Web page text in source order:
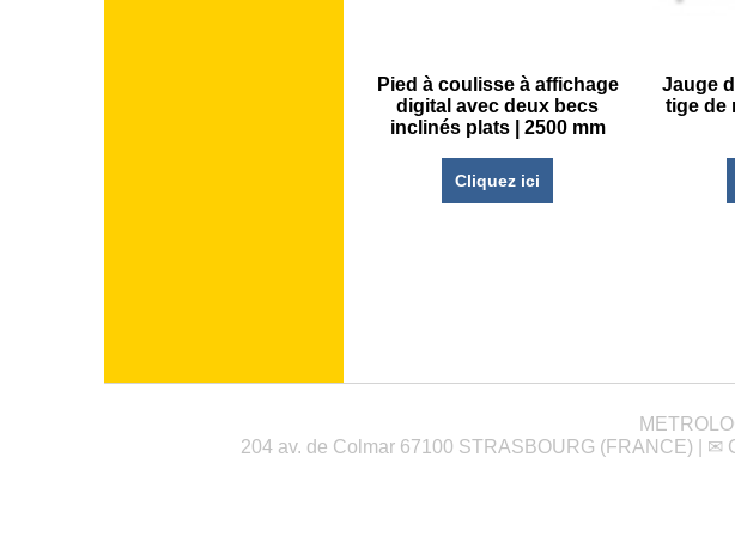
Pied à coulisse à affichage
digital avec deux becs
inclinés plats | 2500 mm
Cliquez ici
Jauge
tige de
204 av. de Colmar 67100 STRASBOURG (FRANCE) | ✉